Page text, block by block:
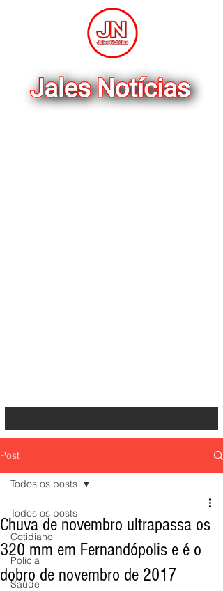
Post
Todos os posts
Cotidiano
Polícia
Saúde
Todos os posts
Chuva de novembro ultrapassa os
320 mm em Fernandópolis e é o
dobro de novembro de 2017